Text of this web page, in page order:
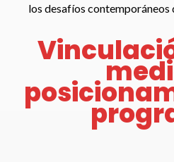
los desafíos